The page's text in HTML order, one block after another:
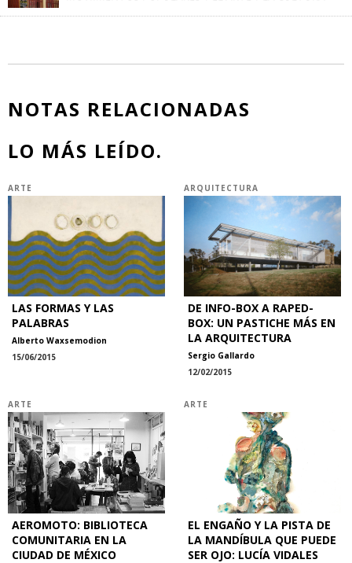
NOTAS RELACIONADAS
LO MÁS LEÍDO.
ARTE
LAS FORMAS Y LAS
PALABRAS
Alberto Waxsemodion
15/06/2015
ARQUITECTURA
DE INFO-BOX A RAPED-
BOX: UN PASTICHE MÁS EN
LA ARQUITECTURA
Sergio Gallardo
12/02/2015
ARTE
AEROMOTO: BIBLIOTECA
COMUNITARIA EN LA
CIUDAD DE MÉXICO
ARTE
EL ENGAÑO Y LA PISTA DE
LA MANDÍBULA QUE PUEDE
SER OJO: LUCÍA VIDALES